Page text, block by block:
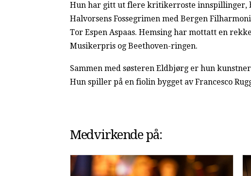
Hun har gitt ut flere kritikerroste innspillinger,
Halvorsens Fossegrimen med Bergen
Tor Espen Aspaas. Hemsing har mottatt en
Musikerpris og Beethoven-ringen.
Sammen med søsteren Eldbjørg er hun
Hun spiller på en fiolin bygget av Francesco
Medvirkende på: